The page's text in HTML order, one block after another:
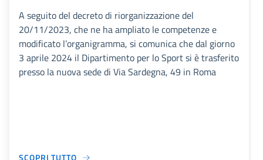
A seguito del decreto di riorganizzazione del
20/11/2023, che ne ha ampliato le competenze e
modificato l’organigramma, si comunica che dal giorno
3 aprile 2024 il Dipartimento per lo Sport si è trasferito
presso la nuova sede di Via Sardegna, 49 in Roma
SCOPRI TUTTO